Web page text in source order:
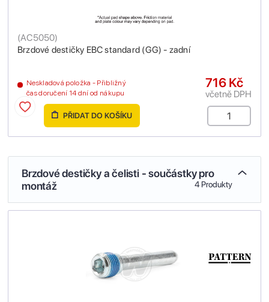
Brzdové destičky EBC standard (GG) - zadní
(AC5050)
Neskladová položka - Přibližný
čas doručení 14 dní od nákupu
716 Kč
včetně DPH
PŘIDAT DO KOŠÍKU
Brzdové destičky a čelisti - součástky pro
montáž
4 Produkty